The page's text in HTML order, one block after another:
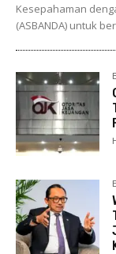
Kesepahaman
(ASBANDA) untuk